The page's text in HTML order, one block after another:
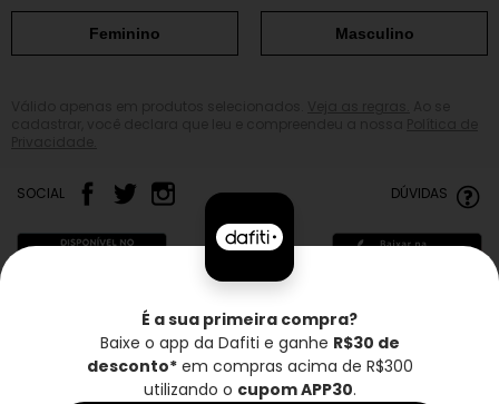
Feminino Masculino
SOCIAL DÚVIDAS
Frete grátis* Troca grátis Entrega rápida
É a sua primeira compra?
Baixe o app da Dafiti e ganhe R$30 de
desconto*em compras acima de R$300
utilizando o cupom APP30.